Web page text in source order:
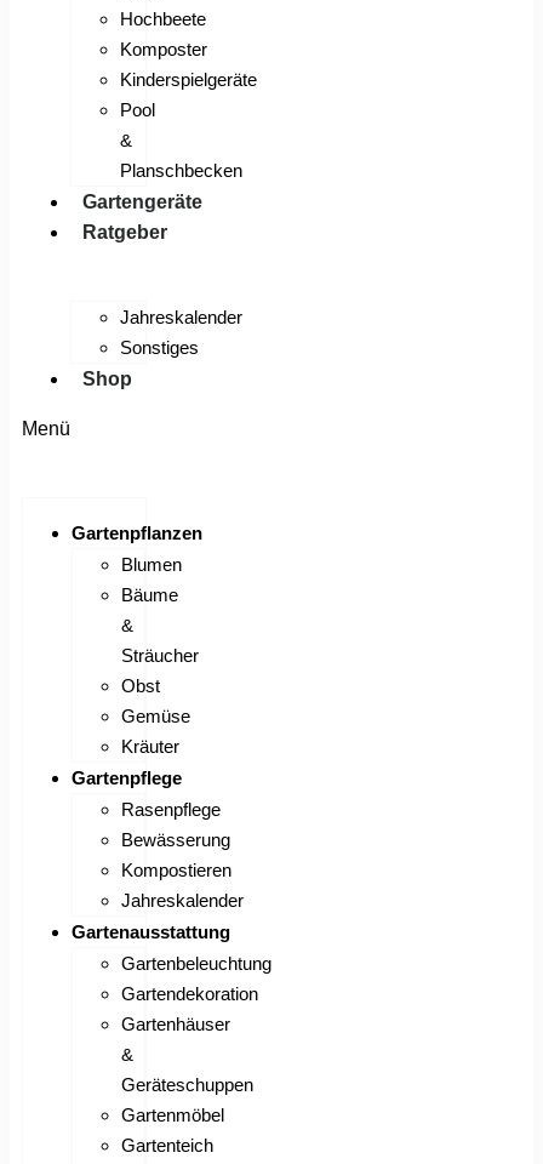
Hochbeete
Komposter
Kinderspielgeräte
Pool
&
Planschbecken
Gartengeräte
Ratgeber
Jahreskalender
Sonstiges
Shop
Menü
Gartenpflanzen
Blumen
Bäume
&
Sträucher
Obst
Gemüse
Kräuter
Gartenpflege
Rasenpflege
Bewässerung
Kompostieren
Jahreskalender
Gartenausstattung
Gartenbeleuchtung
Gartendekoration
Gartenhäuser
&
Geräteschuppen
Gartenmöbel
Gartenteich